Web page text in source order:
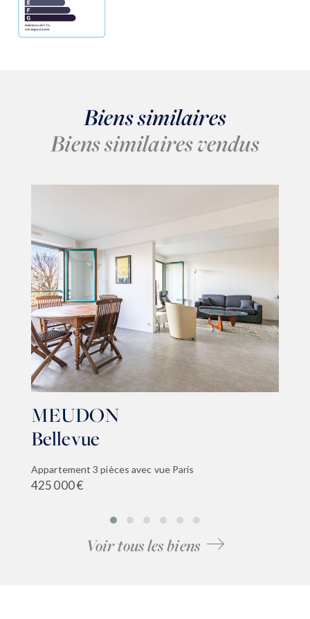
Biens similaires
Biens similaires vendus
MEUDON
Bellevue
Appartement 3 pièces avec vue Paris
425 000 €
Voir tous les biens